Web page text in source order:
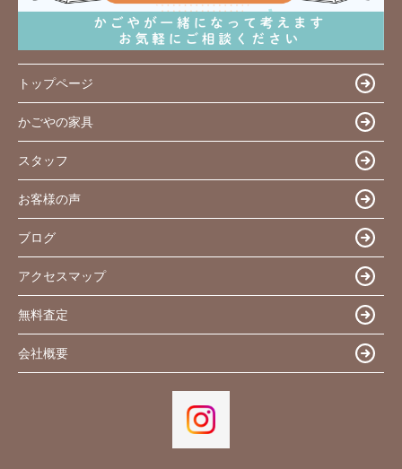
トップページ
かごやの家具
スタッフ
お客様の声
ブログ
アクセスマップ
無料査定
会社概要